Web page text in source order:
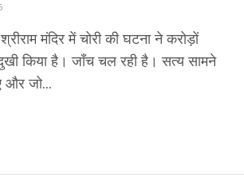
मंदिर में चोरी की घटना ने करोड़ों
किया है। जाँच चल रही है। सत्य सामने
और जो...